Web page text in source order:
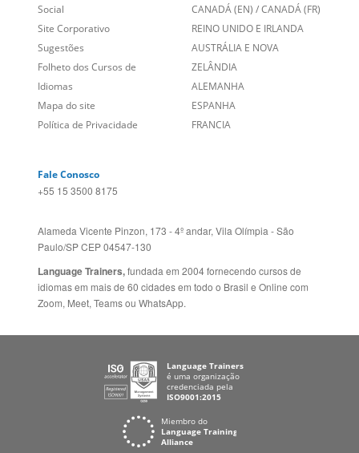
Empregos
Blog
Social
Site Corporativo
Sugestões
Folheto dos Cursos de
Idiomas
ESTADOS UNIDOS (EN)/
ESTADOS UNIDOS (ES)
CANADÁ (EN) /CANADÁ (FR)
REINO UNIDO E IRLANDA
AUSTRÁLIA E NOVA
ZELÂNDIA
ALEMANHA
+55 15 3500 8175
Alameda Vicente Pinzon, 173 - 4º andar, Vila Olímpia - São
Paulo/SP CEP 04547-130
Language Trainers,fundada em 2004 fornecendo cursos de